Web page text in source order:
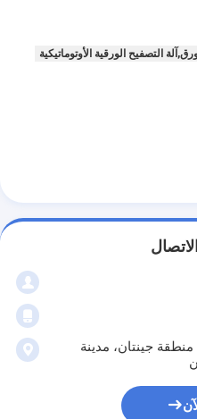
التصفيح الورقية الأوتوماتيكية
منطقة جينتان، مدينة